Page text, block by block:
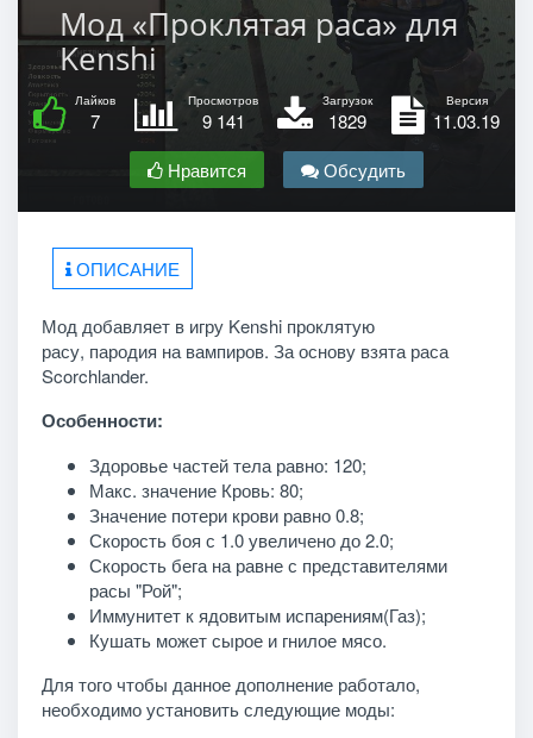
Мод «Проклятая раса» для
Kenshi
Лайков
7
Просмотров
9 141
Загрузок
1829
Версия
11.03.19
Нравится
Обсудить
ОПИСАНИЕ
Мод добавляет в игру Kenshi проклятую
расу, пародия на вампиров. За основу взята раса
Scorchlander.
Особенности:
Здоровье частей тела равно: 120;
Макс. значение Кровь: 80;
Значение потери крови равно 0.8;
Скорость боя с 1.0 увеличено до 2.0;
Скорость бега на равне с представителями
расы "Рой";
Иммунитет к ядовитым испарениям(Газ);
Кушать может сырое и гнилое мясо.
Для того чтобы данное дополнение работало,
необходимо установить следующие моды: